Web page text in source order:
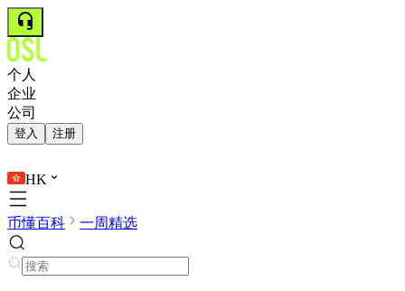
个人
企业
公司
登入 注册
HK
币懂百科 一周精选